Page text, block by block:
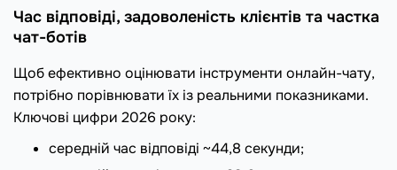
Час відповіді, задоволеність клієнтів та частка
чат-ботів
Щоб ефективно оцінювати інструменти онлайн-чату,
потрібно порівнювати їх із реальними показниками.
Ключові цифри 2026 року:
середній час відповіді ~44,8 секунди;